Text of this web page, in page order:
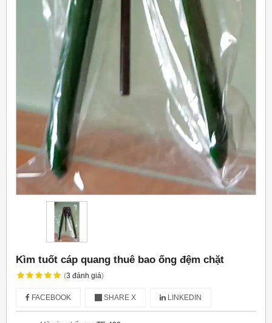
Kìm tuốt cáp quang thuê bao ống đệm chặt
(3 đánh giá)
FACEBOOK SHARE X LINKEDIN